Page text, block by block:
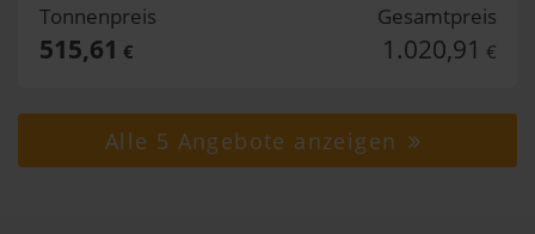
Tonnenpreis
515,61 €
Gesamtpreis
1.020,91 €
Alle 5 Angebote anzeigen